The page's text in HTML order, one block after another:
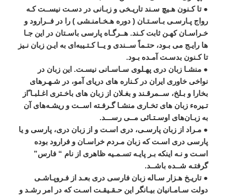
● تا کـنون هـيچ سـند تاريـخی و زبـانی در دسـت نيســت کـه
رواج پـارسـی بـاسـتـان (دوره هـخـامنـشی )را در فــرارود و
خـراسـان کهـن ثابت کـند.هــرگـاه پارسی باسـتان در اين جـا
ها رايـج می بـود، حتـماً ســندی و يــا کـتـيبه ای به ايـن زبان نـيز
تا کـنون بدسـت آمـده بـود.
● منشـا زبان دری پهـلوی سـاسـانی نيسـت. اين زبان در
نواخی خاوری ايران در کـناره های دريای آمو، در شـهـرهای
بخارا
و بـلخ، ســمرقـند و بغـلان از زبان های باخـتری اغـلبـا ًاز
تـيرهء زبان های تخـاری منشـا گـرفـته اســت و ريشـههای آن
به زبـانهای اوسـتـائی مــی رســـد.
● مـراد از زبان پارسـی، دری اسـت و از زبان دری، پارسی و يا
پارسی دری اسـت که زبان مـردم خراسـان و فرارود بوده
اسـت و نـه اينکه بـر پايـه تسـمـيه ظاهری از نام “فارس”
گرفتـه شــده باشــد.
● تاريـخ هـزار سـاله زبان فارسی دری بعـد از فـروپـاشـی
دولت سـامـانيان بيـانگر اين حـقـيقـت اسـت که در امر رشـد و